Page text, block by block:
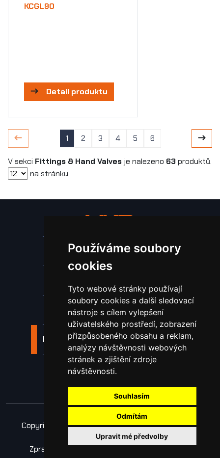
Používáme soubory
cookies
Tyto webové stránky používají
soubory cookies a další sledovací
nástroje s cílem vylepšení
uživatelského prostředí, zobrazení
přizpůsobeného obsahu a reklam,
analýzy návštěvnosti webových
stránek a zjištění zdroje
návštěvnosti.
Souhlasím
Odmítám
Upravit mé předvolby
KCGL90
Detail produktu
1 2 3 4 5 6
V sekci Fittings & Hand Valves je nalezeno 63produktů.
na stránku
Stroje a zařízení
Spotřební materiál a nástroje
Náhradní díly pro vodní paprsek
Laserové svařování
Copyright © 2026 Všechna práva vyhrazena
Obchodní podmínky
Zpracování osobních údajů